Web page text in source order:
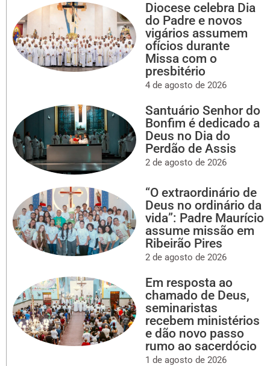
Diocese celebra Dia
do Padre e novos
vigários assumem
ofícios durante
Missa com o
presbitério
4 de agosto de 2026
Santuário Senhor do
Bonfim é dedicado a
Deus no Dia do
Perdão de Assis
2 de agosto de 2026
“O extraordinário de
Deus no ordinário da
vida”: Padre Maurício
assume missão em
Ribeirão Pires
2 de agosto de 2026
Em resposta ao
chamado de Deus,
seminaristas
recebem ministérios
e dão novo passo
rumo ao sacerdócio
1 de agosto de 2026